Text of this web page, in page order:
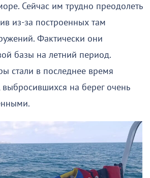
Сейчас им трудно преодолеть
из-за построенных там
Фактически они
базы на летний период.
стали в последнее время
выбросившихся на берег очень